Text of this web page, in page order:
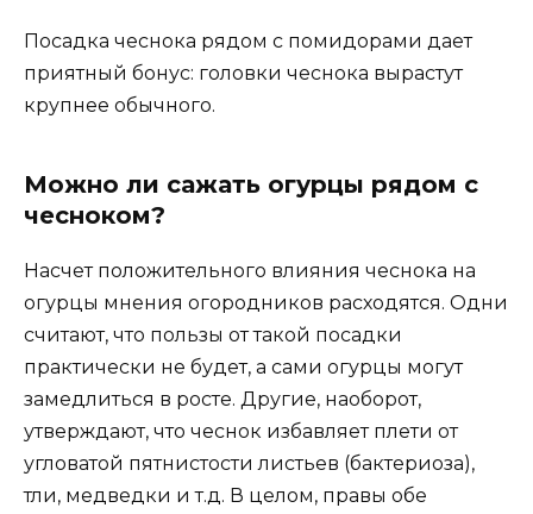
Посадка чеснока рядом с помидорами дает
приятный бонус: головки чеснока вырастут
крупнее обычного.
Можно ли сажать огурцы рядом с
чесноком?
Насчет положительного влияния чеснока на
огурцы мнения огородников расходятся. Одни
считают, что пользы от такой посадки
практически не будет, а сами огурцы могут
замедлиться в росте. Другие, наоборот,
утверждают, что чеснок избавляет плети от
угловатой пятнистости листьев (бактериоза),
тли, медведки и т.д. В целом, правы обе